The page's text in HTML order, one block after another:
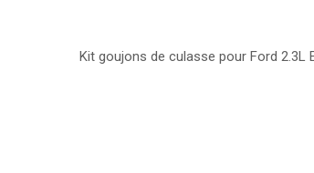
Kit goujons de culasse pour Ford 2.3L